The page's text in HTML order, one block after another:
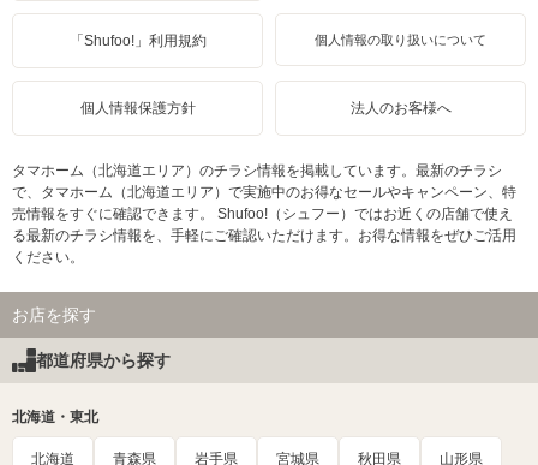
「Shufoo!」利用規約 個人情報の取り扱いについて
個人情報保護方針 法人のお客様へ
タマホーム（北海道エリア）のチラシ情報を掲載しています。最新のチラシ
で、タマホーム（北海道エリア）で実施中のお得なセールやキャンペーン、特
売情報をすぐに確認できます。 Shufoo!（シュフー）ではお近くの店舗で使え
る最新のチラシ情報を、手軽にご確認いただけます。お得な情報をぜひご活用
ください。
お店を探す
都道府県から探す
北海道・東北
北海道 青森県 岩手県 宮城県 秋田県 山形県